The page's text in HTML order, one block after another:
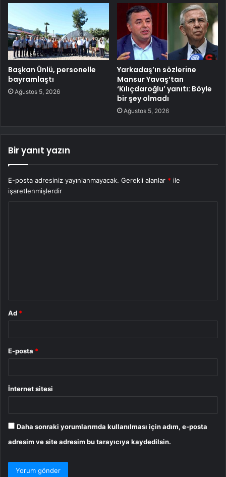
Başkan Ünlü, personelle
bayramlaştı
Ağustos 5, 2026
Yarkadaş’ın sözlerine
Mansur Yavaş’tan
‘Kılıçdaroğlu’ yanıtı: Böyle
bir şey olmadı
Ağustos 5, 2026
Bir yanıt yazın
E-posta adresiniz yayınlanmayacak. Gerekli alanlar * ile
işaretlenmişlerdir
Ad *
E-posta *
İnternet sitesi
Daha sonraki yorumlarımda kullanılması için adım, e-posta
adresim ve site adresim bu tarayıcıya kaydedilsin.